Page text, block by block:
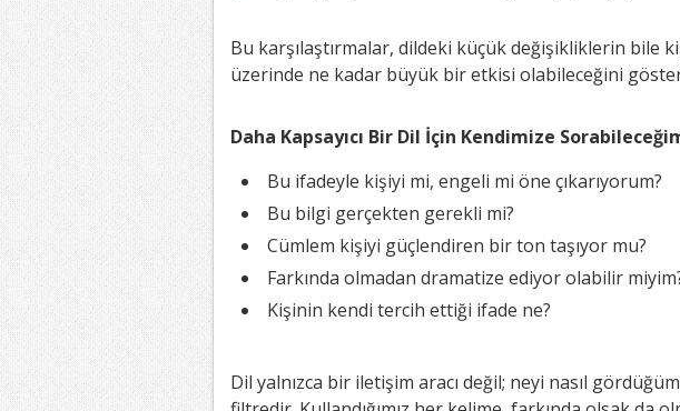
Bu karşılaştırmalar, dildeki küçük değişikliklerin bile
üzerinde ne kadar büyük bir etkisi olabileceğini
Daha Kapsayıcı Bir Dil İçin Kendimize
Bu ifadeyle kişiyi mi, engeli mi öne çıkarıyorum?
Bu bilgi gerçekten gerekli mi?
Cümlem kişiyi güçlendiren bir ton taşıyor mu?
Farkında olmadan dramatize ediyor olabilir
Kişinin kendi tercih ettiği ifade ne?
Dil yalnızca bir iletişim aracı değil; neyi nasıl